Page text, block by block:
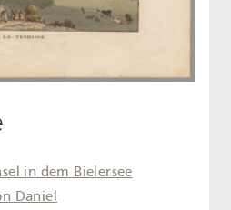
in dem Bielersee
Daniel